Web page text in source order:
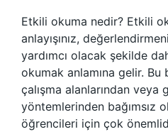
Etkili okuma nedir? Etkili
anlayışınız,
yardımcı olacak şekilde
okumak anlamına gelir.
çalışma alanlarından
yöntemlerinden bağımsız
öğrencileri için çok